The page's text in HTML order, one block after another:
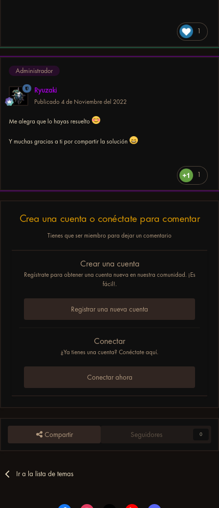
1
Administrador
Ryuzaki
Publicado 4 de Noviembre del 2022
Me alegra que lo hayas resuelto
Y muchas gracias a ti por compartir la solución
1
Crea una cuenta o conéctate para comentar
Tienes que ser miembro para dejar un comentario
Crear una cuenta
Regístrate para obtener una cuenta nueva en nuestra comunidad. ¡Es
fácil!.
Registrar una nueva cuenta
Conectar
¿Ya tienes una cuenta? Conéctate aquí.
Conectar ahora
Compartir Seguidores 0
Ir a la lista de temas